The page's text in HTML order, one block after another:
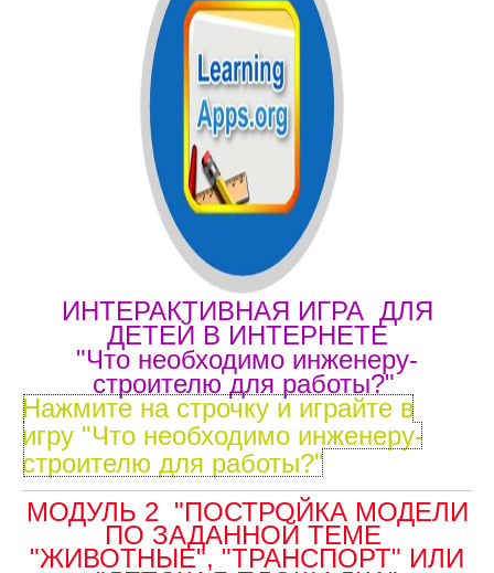
ИНТЕРАКТИВНАЯ ИГРА ДЛЯ
ДЕТЕЙ В ИНТЕРНЕТЕ
"Что необходимо инженеру-
строителю для работы?"
Нажмите на строчку и играйте в
игру "Что необходимо инженеру-
строителю для работы?"
МОДУЛЬ 2 "ПОСТРОЙКА МОДЕЛИ
ПО ЗАДАННОЙ ТЕМЕ
"ЖИВОТНЫЕ", "ТРАНСПОРТ" ИЛИ